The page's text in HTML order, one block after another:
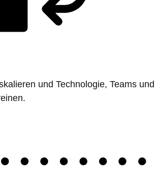
und Technologie, Teams und